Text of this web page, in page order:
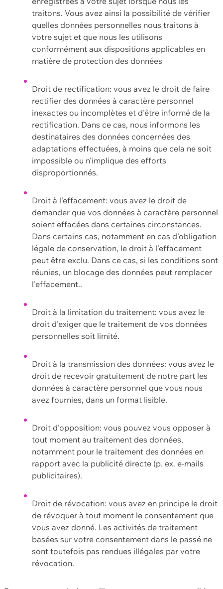
traitons. Vous avez ainsi la possibilité de vérifier
quelles données personnelles nous traitons à
votre sujet et que nous les utilisons
conformément aux dispositions applicables en
matière de protection des données
Droit de rectification: vous avez le droit de faire
rectifier des données à caractère personnel
inexactes ou incomplètes et d'être informé de la
rectification. Dans ce cas, nous informons les
destinataires des données concernées des
adaptations effectuées, à moins que cela ne soit
impossible ou n'implique des efforts
disproportionnés.
Droit à l'effacement: vous avez le droit de
demander que vos données à caractère personnel
soient effacées dans certaines circonstances.
Dans certains cas, notamment en cas d'obligation
légale de conservation, le droit à l'effacement
peut être exclu. Dans ce cas, si les conditions sont
réunies, un blocage des données peut remplacer
l'effacement..
Droit à la limitation du traitement: vous avez le
droit d'exiger que le traitement de vos données
personnelles soit limité.
Droit à la transmission des données: vous avez le
droit de recevoir gratuitement de notre part les
données à caractère personnel que vous nous
avez fournies, dans un format lisible.
Droit d'opposition: vous pouvez vous opposer à
tout moment au traitement des données,
notamment pour le traitement des données en
rapport avec la publicité directe (p. ex. e-mails
publicitaires).
Droit de révocation: vous avez en principe le droit
de révoquer à tout moment le consentement que
vous avez donné. Les activités de traitement
basées sur votre consentement dans le passé ne
sont toutefois pas rendues illégales par votre
révocation.